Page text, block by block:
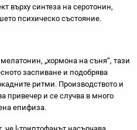
върху синтеза на серотонин,
психическо състояние.
„хормона на съня“, тази
заспиване и подобрява
ритми. Производството и
привечер и се случва в много
епифиза.